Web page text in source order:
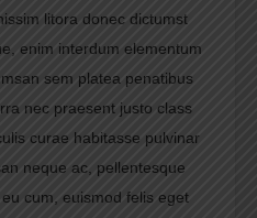
litora donec dictumst
enim interdum elementum
sem platea penatibus
nec praesent justo class
curae habitasse pulvinar
neque ac, pellentesque
cum, euismod felis eget